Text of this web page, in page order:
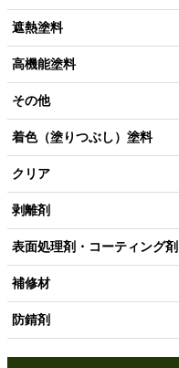
遮熱塗料
高機能塗料
その他
着色（塗りつぶし）塗料
クリア
剥離剤
表面処理剤・コーティング剤
補修材
防錆剤